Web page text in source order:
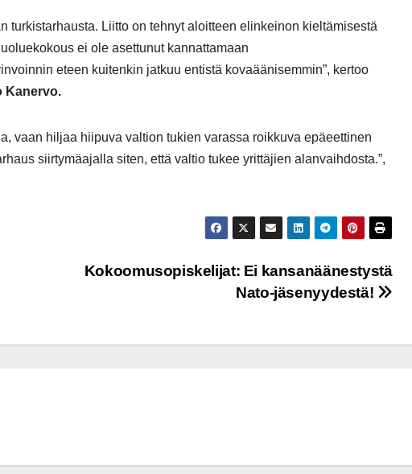
turkistarhausta. Liitto on tehnyt aloitteen elinkeinon kieltämisestä
ei ole asettunut kannattamaan
eteen kuitenkin jatkuu entistä kovaäänisemmin”, kertoo
Kanervo.
vaan hiljaa hiipuva valtion tukien varassa roikkuva epäeettinen
siirtymäajalla siten, että valtio tukee yrittäjien alanvaihdosta.”,
Kokoomusopiskelijat: Ei kansanäänestystä
Nato-jäsenyydestä!